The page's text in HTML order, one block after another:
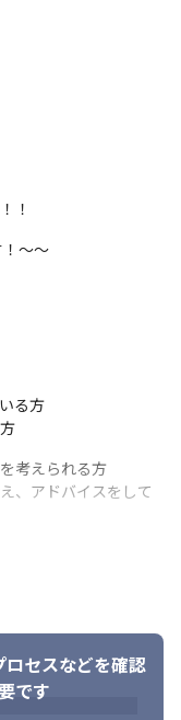
築
構築
持つ部長をはじめ、
や分からないことが
っかりサポートしま
！
～～
る方
考えられる方
、アドバイスをして
いため、
どの成長機会も豊
。
ロセスなどを確認
です